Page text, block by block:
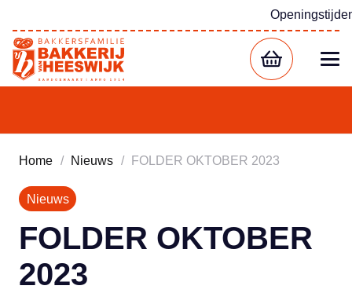
Home / Nieuws / FOLDER OKTOBER 2023
Nieuws
FOLDER OKTOBER
2023